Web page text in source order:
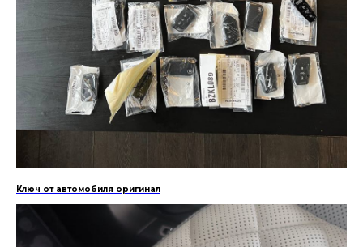
Ключ от автомобиля оригинал